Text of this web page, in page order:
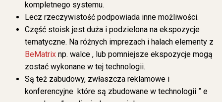
kompletnego systemu.
Lecz rzeczywistość podpowiada inne możliwości.
Część stoisk jest duża i podzielona na ekspozycje
tematyczne. Na różnych imprezach i halach elementy z
BeMatrix np. walce , lub pomniejsze ekspozycje mogą
zostać wykonane w tej technologii.
Są też zabudowy, zwłaszcza reklamowe i
konferencyjne które są zbudowane w technologii ” e